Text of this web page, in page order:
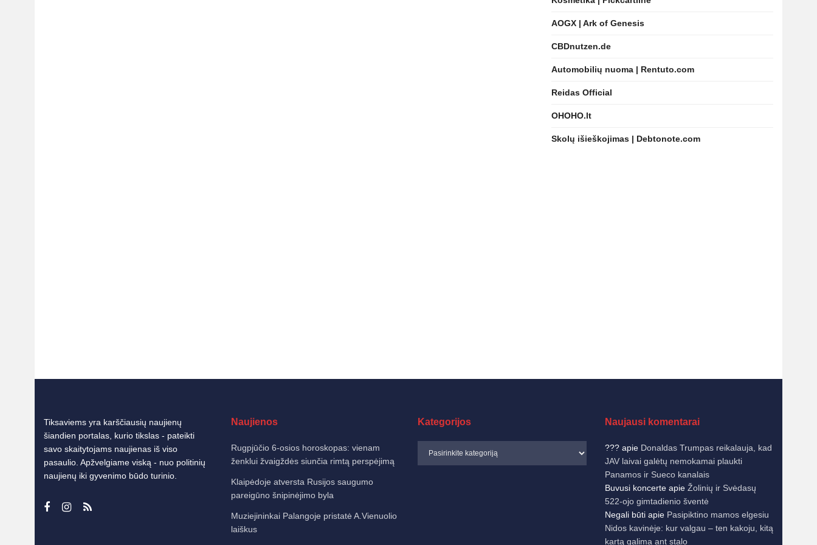
AOGX | Ark of Genesis
CBDnutzen.de
Automobilių nuoma | Rentuto.com
Reidas Official
OHOHO.lt
Skolų išieškojimas | Debtonote.com
Tiksaviems yra karščiausių naujienų
šiandien portalas, kurio tikslas - pateikti
savo skaitytojams naujienas iš viso
pasaulio. Apžvelgiame viską - nuo politinių
naujienų iki gyvenimo būdo turinio.
Naujienos
Rugpjūčio 6-osios horoskopas: vienam
ženklui žvaigždės siunčia rimtą perspėjimą
Klaipėdoje atversta Rusijos saugumo
pareigūno šnipinėjimo byla
Muziejininkai Palangoje pristatė A.Vienuolio
laiškus
Kategorijos Naujausi komentarai
???apie Donaldas Trumpas reikalauja, kad
JAV laivai galėtų nemokamai plaukti
Panamos ir Sueco kanalais
Buvusi koncerteapie Žolinių ir Svėdasų
522-ojo gimtadienio šventė
Negali būtiapie Pasipiktino mamos elgesiu
Nidos kavinėje: kur valgau – ten kakoju, kitą
kartą galima ant stalo